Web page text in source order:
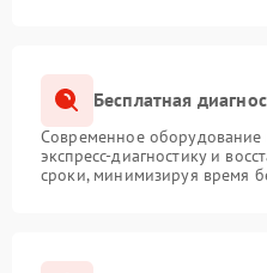
Бесплатная
Современное оборудование
экспресс-диагностику и
сроки, минимизируя время